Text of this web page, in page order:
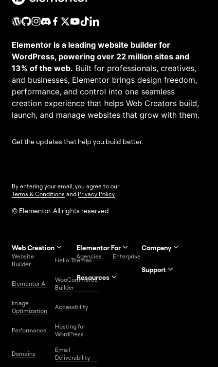
Elementor is a leading website builder for
WordPress, powering over 22 million sites and
13% of the web. Built for professionals, creatives,
and businesses, Elementor brings design freedom,
performance, and control into one seamless
creation experience that helps Web Creators build,
launch, and manage websites that grow with them.
Get the updates that help you build better.
By entering your email, you agree to our
Terms & Conditions and Privacy Policy
© Elementor. All rights reserved
Web Creation
Website
Builder
Hello Themes
Elementor AI
WooCommerce
Builder
Image
Optimization
Accessbility
Performance
Hosting for
WordPress
Domains
Email
Deliverability
Elementor For
Agencies Enterprise
Resources
Website
Free
Elementor
Download
Utilities
Center
Company
Support